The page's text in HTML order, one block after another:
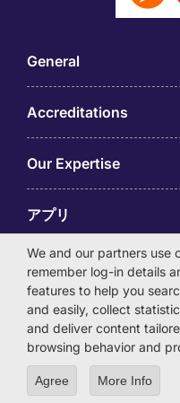
General
Accreditations
Our Expertise
アプリ
Employer Centre
© Michael Page
Number 0104-01-
We and our partners use
remember log-in details
features to help you
and easily, collect
and deliver content
browsing behavior and
Agree More Info